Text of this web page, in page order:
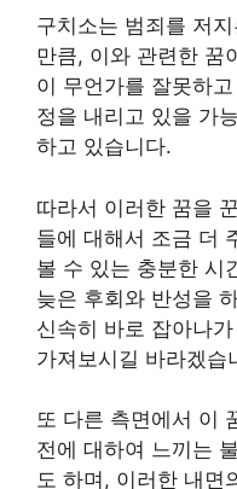
구치소는 범죄를 저
만큼, 이와 관련한 꿈
이 무언가를 잘못하
정을 내리고 있을 가
하고 있습니다.
따라서 이러한 꿈을
들에 대해서 조금 더
볼 수 있는 충분한 시
늦은 후회와 반성을
신속히 바로 잡아나
가져보시길 바라겠습
또 다른 측면에서 이
전에 대하여 느끼는
도 하며, 이러한 내면